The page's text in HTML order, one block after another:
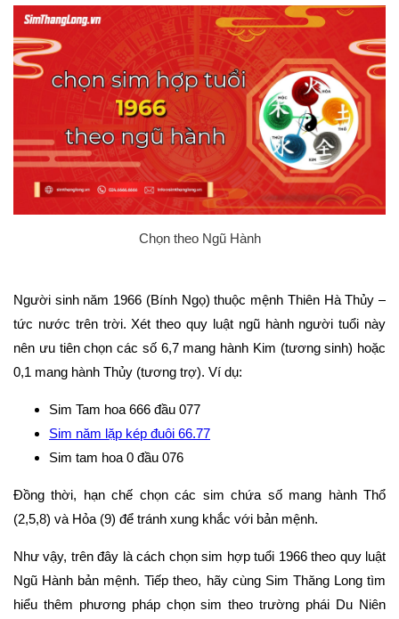
Chọn theo Ngũ Hành
Người sinh năm 1966 (Bính Ngọ) thuộc mệnh Thiên Hà Thủy –
tức nước trên trời. Xét theo quy luật ngũ hành người tuổi này
nên ưu tiên chọn các số 6,7 mang hành Kim (tương sinh) hoặc
0,1 mang hành Thủy (tương trợ). Ví dụ:
Sim Tam hoa 666 đầu 077
Sim năm lặp kép đuôi 66.77
Sim tam hoa 0 đầu 076
Đồng thời, hạn chế chọn các sim chứa số mang hành Thổ
(2,5,8) và Hỏa (9) để tránh xung khắc với bản mệnh.
Như vậy, trên đây là cách chọn sim hợp tuổi 1966 theo quy luật
Ngũ Hành bản mệnh. Tiếp theo, hãy cùng Sim Thăng Long tìm
hiểu thêm phương pháp chọn sim theo trường phái Du Niên